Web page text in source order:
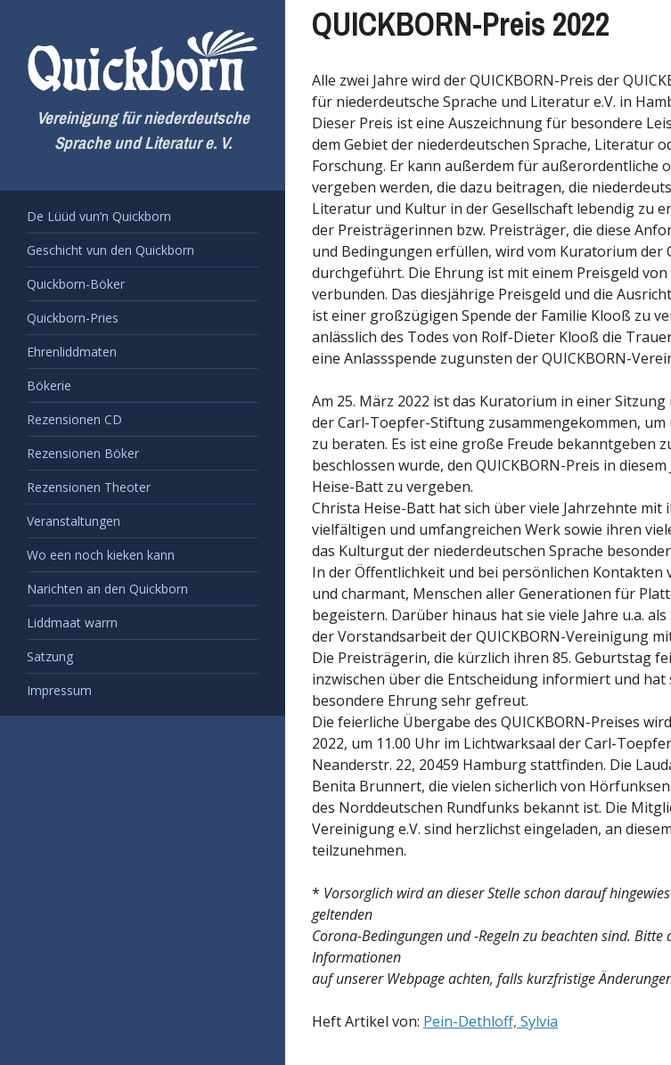
springen
Vereinigung für niederdeutsche
Sprache und Literatur e. V.
De Lüüd vun’n Quickborn
Geschicht vun den Quickborn
Quickborn-Böker
Quickborn-Pries
Ehrenliddmaten
Bökerie
Rezensionen CD
Rezensionen Böker
Rezensionen Theoter
Veranstaltungen
Wo een noch kieken kann
Narichten an den Quickborn
Liddmaat warrn
Satzung
Impressum
QUICKBORN-Preis 2022
Alle zwei Jahre wird der QUICKBORN-Preis der
für niederdeutsche Sprache und Literatur e.V. in
Dieser Preis ist eine Auszeichnung für besondere
dem Gebiet der niederdeutschen Sprache, Literatur
Forschung. Er kann außerdem für außerordentliche
vergeben werden, die dazu beitragen, die
Literatur und Kultur in der Gesellschaft lebendig zu
der Preisträgerinnen bzw. Preisträger, die diese
und Bedingungen erfüllen, wird vom Kuratorium der
durchgeführt. Die Ehrung ist mit einem Preisgeld von
verbunden. Das diesjährige Preisgeld und die
ist einer großzügigen Spende der Familie Klooß zu
anlässlich des Todes von Rolf-Dieter Klooß die
eine Anlassspende zugunsten der QUICKBORN-
Am 25. März 2022 ist das Kuratorium in einer
der Carl-Toepfer-Stiftung zusammengekommen, um
zu beraten. Es ist eine große Freude bekanntgeben
beschlossen wurde, den QUICKBORN-Preis in
Heise-Batt zu vergeben.
Christa Heise-Batt hat sich über viele Jahrzehnte mit
vielfältigen und umfangreichen Werk sowie ihren
das Kulturgut der niederdeutschen Sprache
In der Öffentlichkeit und bei persönlichen Kontakten
und charmant, Menschen aller Generationen für
begeistern. Darüber hinaus hat sie viele Jahre u.a.
der Vorstandsarbeit der QUICKBORN-Vereinigung
Die Preisträgerin, die kürzlich ihren 85. Geburtstag
inzwischen über die Entscheidung informiert und hat
besondere Ehrung sehr gefreut.
Die feierliche Übergabe des QUICKBORN-Preises
2022, um 11.00 Uhr im Lichtwarksaal der Carl-
Neanderstr. 22, 20459 Hamburg stattfinden. Die
Benita Brunnert, die vielen sicherlich von
des Norddeutschen Rundfunks bekannt ist. Die
Vereinigung e.V. sind herzlichst eingeladen, an
teilzunehmen.
* Vorsorglich wird an dieser Stelle schon darauf
geltenden
Corona-Bedingungen und -Regeln zu beachten sind. Bitte
Informationen
auf unserer Webpage achten, falls kurzfristige
Heft Artikel von: Pein-Dethloff, Sylvia